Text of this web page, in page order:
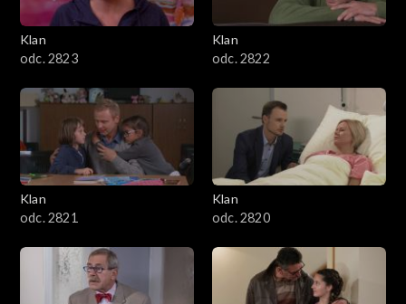
Klan
odc. 2823
Klan
odc. 2822
Klan
odc. 2821
Klan
odc. 2820